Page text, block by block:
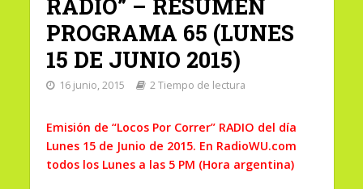
RADIO” – RESUMEN
PROGRAMA 65 (LUNES
15 DE JUNIO 2015)
16 junio, 2015 2 Tiempo de lectura
Emisión de “Locos Por Correr” RADIO del día
Lunes 15 de Junio de 2015. En RadioWU.com
todos los Lunes a las 5 PM (Hora argentina)